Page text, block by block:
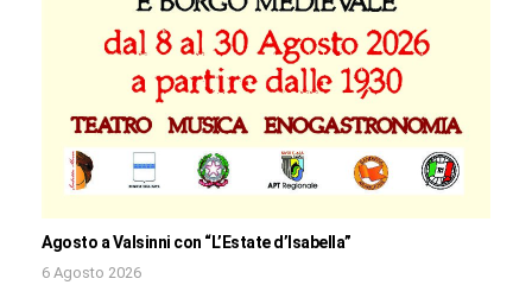
Agosto a Valsinni con “L’Estate d’Isabella”
6 Agosto 2026